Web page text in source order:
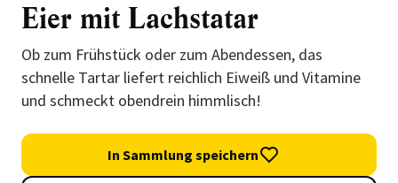
Eier mit Lachstatar
Ob zum Frühstück oder zum Abendessen, das
schnelle Tartar liefert reichlich Eiweiß und Vitamine
und schmeckt obendrein himmlisch!
In Sammlung speichern